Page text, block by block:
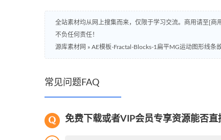
全站素材均从网上搜集而来，仅限于学习交流。商用请至[
不负任何责任！
源库素材网 » AE模板-Fractal-Blocks-1扁平MG运动图形线条
常见问题FAQ
免费下载或者VIP会员专享资源能否直